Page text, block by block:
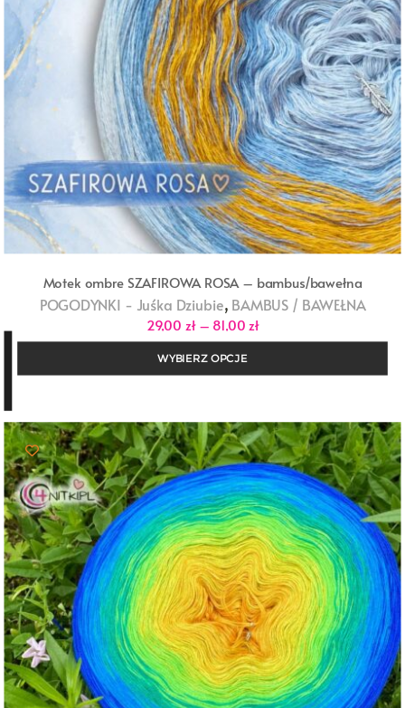
Motek ombre SZAFIROWA ROSA – bambus/bawełna
POGODYNKI - Juśka Dziubie, BAMBUS / BAWEŁNA
29,00 zł – 81,00 złZakres
do
WYBIERZ OPCJE